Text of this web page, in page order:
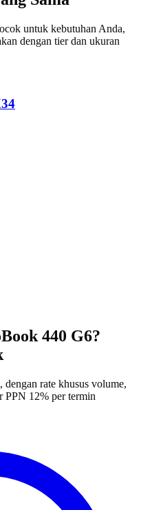
untuk kebutuhan Anda,
dengan tier dan ukuran
440 G6?
rate khusus volume,
PPN 12% per termin